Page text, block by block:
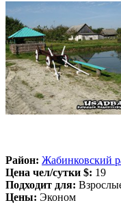
Район: Жабинковский
Цена чел/сутки $: 19
Подходит для:
Цены: Эконом